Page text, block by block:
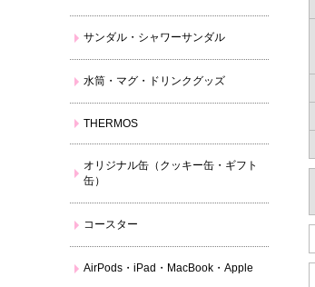
サンダル・シャワーサンダル
水筒・マグ・ドリンクグッズ
THERMOS
オリジナル缶（クッキー缶・ギフト
缶）
コースター
AirPods・iPad・MacBook・Apple